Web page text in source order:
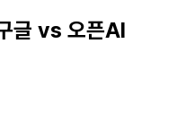
글 vs 오픈AI